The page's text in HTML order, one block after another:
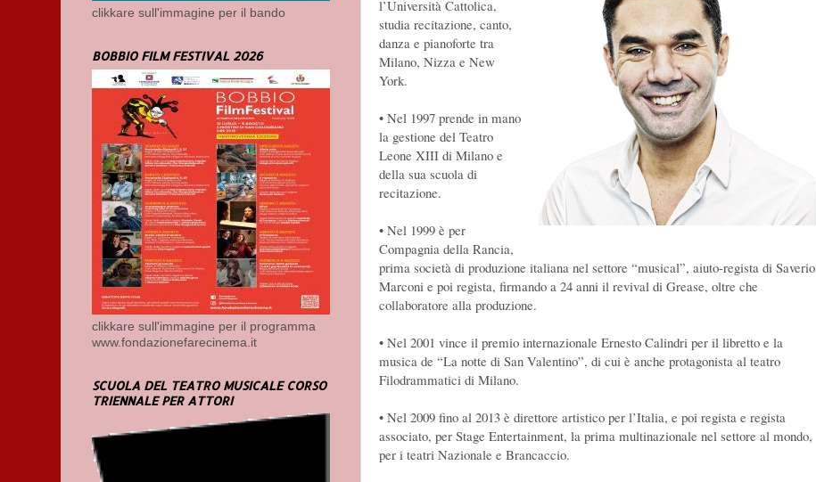
l’Università Cattolica,
studia recitazione, canto,
danza e pianoforte tra
Milano, Nizza e New
York.
• Nel 1997 prende in mano
la gestione del Teatro
Leone XIII di Milano e
della sua scuola di
recitazione.
• Nel 1999 è per
Compagnia della Rancia,
prima società di produzione italiana nel settore “musical”, aiuto-regista di Saverio
Marconi e poi regista, firmando a 24 anni il revival di Grease, oltre che
collaboratore alla produzione.
• Nel 2001 vince il premio internazionale Ernesto Calindri per il libretto e la
musica de “La notte di San Valentino”, di cui è anche protagonista al teatro
Filodrammatici di Milano.
• Nel 2009 fino al 2013 è direttore artistico per l’Italia, e poi regista e regista
associato, per Stage Entertainment, la prima multinazionale nel settore al mondo,
per i teatri Nazionale e Brancaccio.
clikkare sull'immagine per il bando
BOBBIO FILM FESTIVAL 2026
clikkare sull'immagine per il programma
www.fondazionefarecinema.it
SCUOLA DEL TEATRO MUSICALE CORSO
TRIENNALE PER ATTORI